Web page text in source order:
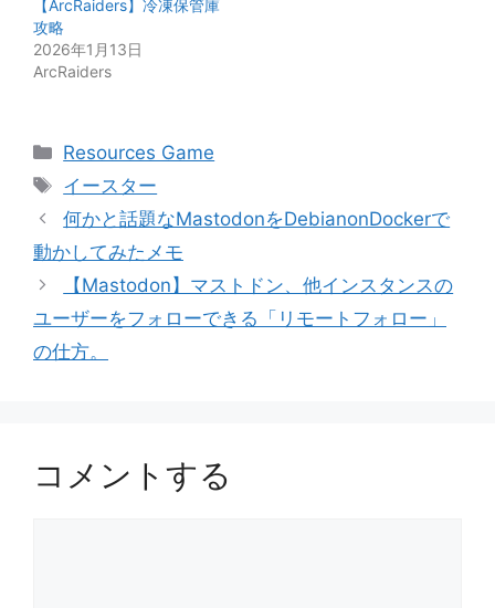
【ArcRaiders】冷凍保管庫
攻略
2026年1月13日
ArcRaiders
カ
テ
ゴ
リ
ー
Resources Game
タ
グ
イースター
何かと話題なMastodonをDebianonDockerで
動かしてみたメモ
【Mastodon】マストドン、他インスタンスの
ユーザーをフォローできる「リモートフォロー」
の仕方。
コメントする